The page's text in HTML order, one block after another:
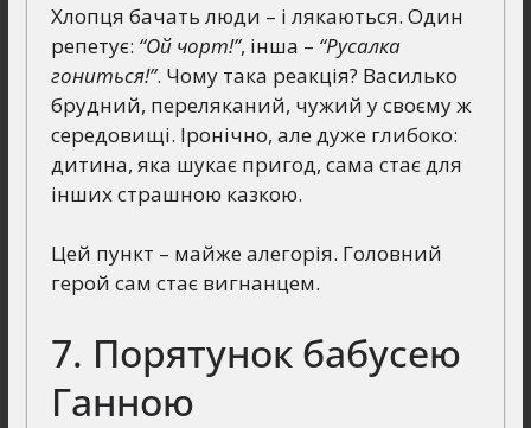
Хлопця бачать люди – і лякаються. Один
репетує: “Ой чорт!”, інша – “Русалка
гониться!”. Чому така реакція? Василько
брудний, переляканий, чужий у своєму ж
середовищі. Іронічно, але дуже глибоко:
дитина, яка шукає пригод, сама стає для
інших страшною казкою.
Цей пункт – майже алегорія. Головний
герой сам стає вигнанцем.
7. Порятунок бабусею
Ганною